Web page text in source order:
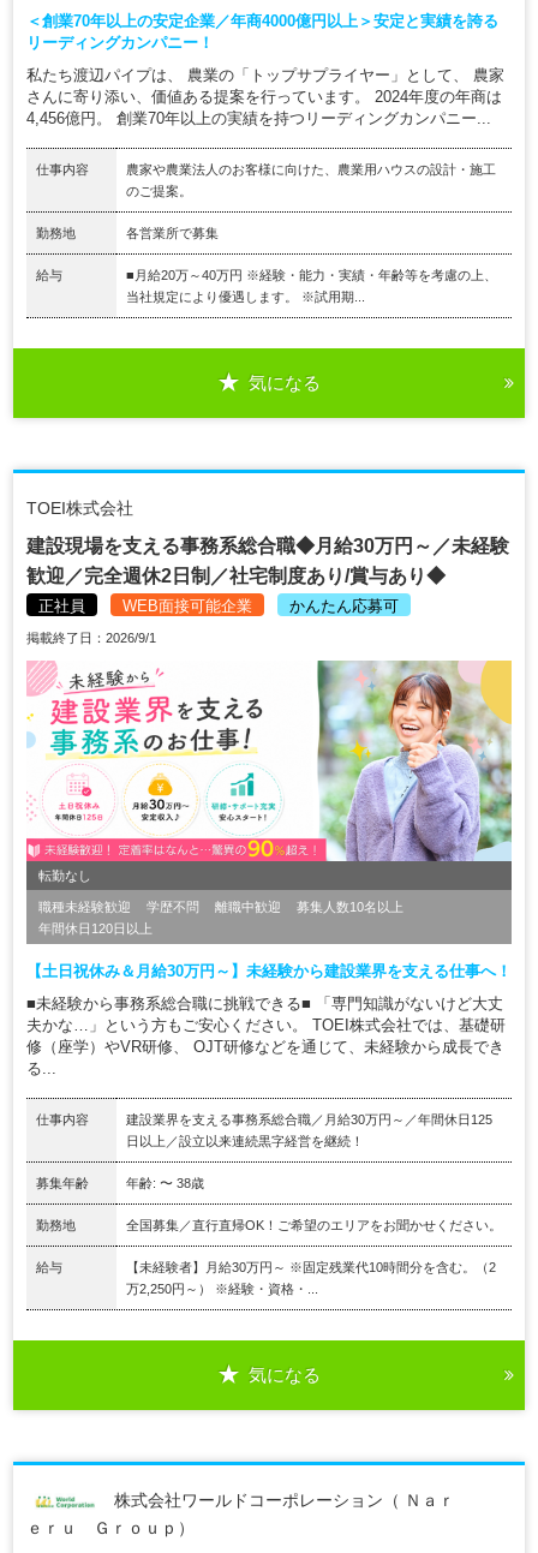
＜創業70年以上の安定企業／年商4000億円以上＞安定と実績を誇る
リーディングカンパニー！
私たち渡辺パイプは、 農業の「トップサプライヤー」として、 農家
さんに寄り添い、価値ある提案を行っています。 2024年度の年商は
4,456億円。 創業70年以上の実績を持つリーディングカンパニー...
仕事内容
農家や農業法人のお客様に向けた、農業用ハウスの設計・施工
のご提案。
勤務地 各営業所で募集
給与
■月給20万～40万円 ※経験・能力・実績・年齢等を考慮の上、
当社規定により優遇します。 ※試用期...
気になる
TOEI株式会社
建設現場を支える事務系総合職◆月給30万円～／未経験
歓迎／完全週休2日制／社宅制度あり/賞与あり◆
正社員 WEB面接可能企業 かんたん応募可
掲載終了日：2026/9/1
転勤なし
職種未経験歓迎 学歴不問 離職中歓迎
募集人数10名以上
年間休日120日以上
【土日祝休み＆月給30万円～】未経験から建設業界を支える仕事へ！
■未経験から事務系総合職に挑戦できる■ 「専門知識がないけど大丈
夫かな…」という方もご安心ください。 TOEI株式会社では、基礎研
修（座学）やVR研修、 OJT研修などを通じて、未経験から成長でき
る...
仕事内容
建設業界を支える事務系総合職／月給30万円～／年間休日125
日以上／設立以来連続黒字経営を継続！
募集年齢 年齢: 〜 38歳
勤務地 全国募集／直行直帰OK！ご希望のエリアをお聞かせください。
給与
【未経験者】月給30万円～ ※固定残業代10時間分を含む。（2
万2,250円～） ※経験・資格・...
気になる
株式会社ワールドコーポレーション（ Ｎａｒ
ｅｒｕ Ｇｒｏｕｐ）